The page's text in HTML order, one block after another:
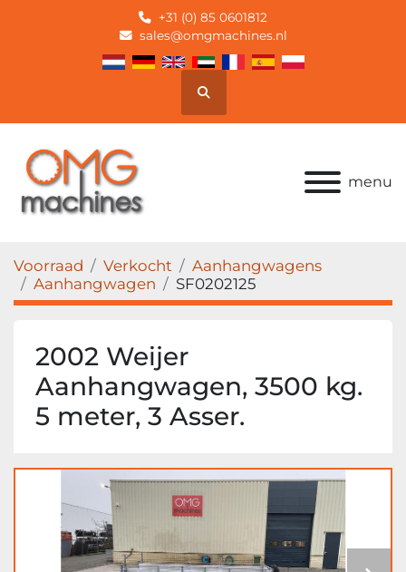
+31 (0) 85 0601812
sales@omgmachines.nl
Zoek
menu
Voorraad Verkocht
Aanhangwagens
Aanhangwagen
SF0202125
2002 Weijer
Aanhangwagen, 3500 kg.
5 meter, 3 Asser.